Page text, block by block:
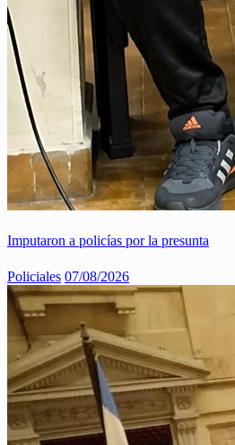
Imputaron a policías por la presunta
Policiales 07/08/2026